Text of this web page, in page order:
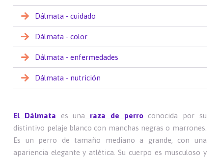
Dálmata - cuidado
Dálmata - color
Dálmata - enfermedades
Dálmata - nutrición
El Dálmata es una raza de perroconocida por su
distintivo pelaje blanco con manchas negras o marrones.
Es un perro de tamaño mediano a grande, con una
apariencia elegante y atlética. Su cuerpo es musculoso y